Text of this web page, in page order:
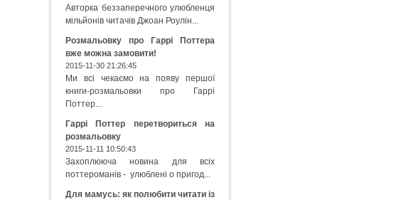
Авторка беззаперечного улюбленця
мільйонів читачів Джоан Роулін...
Розмальовку про Гаррі Поттера
вже можна замовити!
2015-11-30 21:26:45
Ми всі чекаємо на появу першої
книги-розмальовки про Гаррі
Поттер...
Гаррі Поттер перетвориться на
розмальовку
2015-11-11 10:50:43
Захоплююча новина для всіх
поттероманів - улюблені о пригод...
Для мамусь: як полюбити читати із